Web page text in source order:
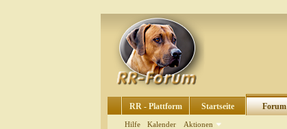
RR - Plattform Startseite Forum
Hilfe Kalender Aktionen